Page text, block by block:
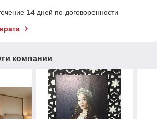
14 дней по договоренности
компании